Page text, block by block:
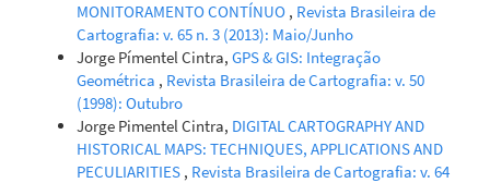
MONITORAMENTO CONTÍNUO , Revista Brasileira de
Cartografia: v. 65 n. 3 (2013): Maio/Junho
Jorge Pímentel Cintra, GPS & GIS: Integração
Geométrica , Revista Brasileira de Cartografia: v. 50
(1998): Outubro
Jorge Pimentel Cintra, DIGITAL CARTOGRAPHY AND
HISTORICAL MAPS: TECHNIQUES, APPLICATIONS AND
PECULIARITIES , Revista Brasileira de Cartografia: v. 64